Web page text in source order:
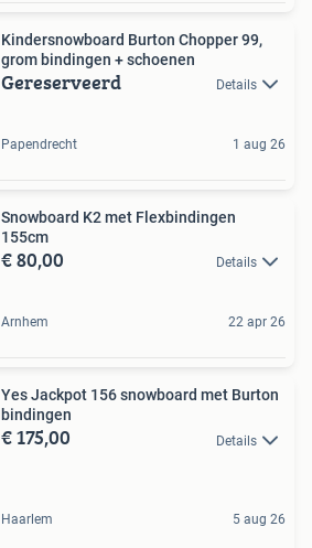
Kindersnowboard Burton Chopper 99,
grom bindingen + schoenen
Gereserveerd Details
Papendrecht 1 aug 26
Snowboard K2 met Flexbindingen
155cm
€ 80,00 Details
Arnhem 22 apr 26
Yes Jackpot 156 snowboard met Burton
bindingen
€ 175,00 Details
Haarlem 5 aug 26